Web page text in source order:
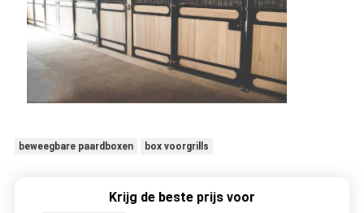
beweegbare paardboxen box voorgrills
Krijg de beste prijs voor